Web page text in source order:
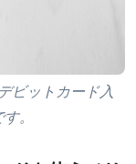
ビットカード入
。